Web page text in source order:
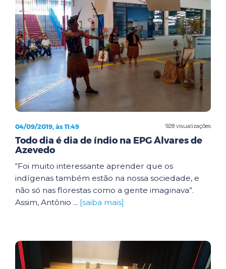
928 visualizações
04/09/2019, às 11:49
Todo dia é dia de índio na EPG Álvares de
Azevedo
“Foi muito interessante aprender que os
indígenas também estão na nossa sociedade, e
não só nas florestas como a gente imaginava”.
Assim, Antônio ... [saiba mais]